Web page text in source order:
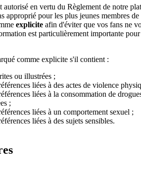
autorisé en vertu du Règlement de notre
approprié pour les plus jeunes membres
explicite afin d'éviter que vos fans ne
est particulièrement importante
comme explicite s'il contient :
ou illustrées ;
liées à des actes de violence
liées à la consommation de
;
liées à un comportement sexuel ;
liées à des sujets sensibles.